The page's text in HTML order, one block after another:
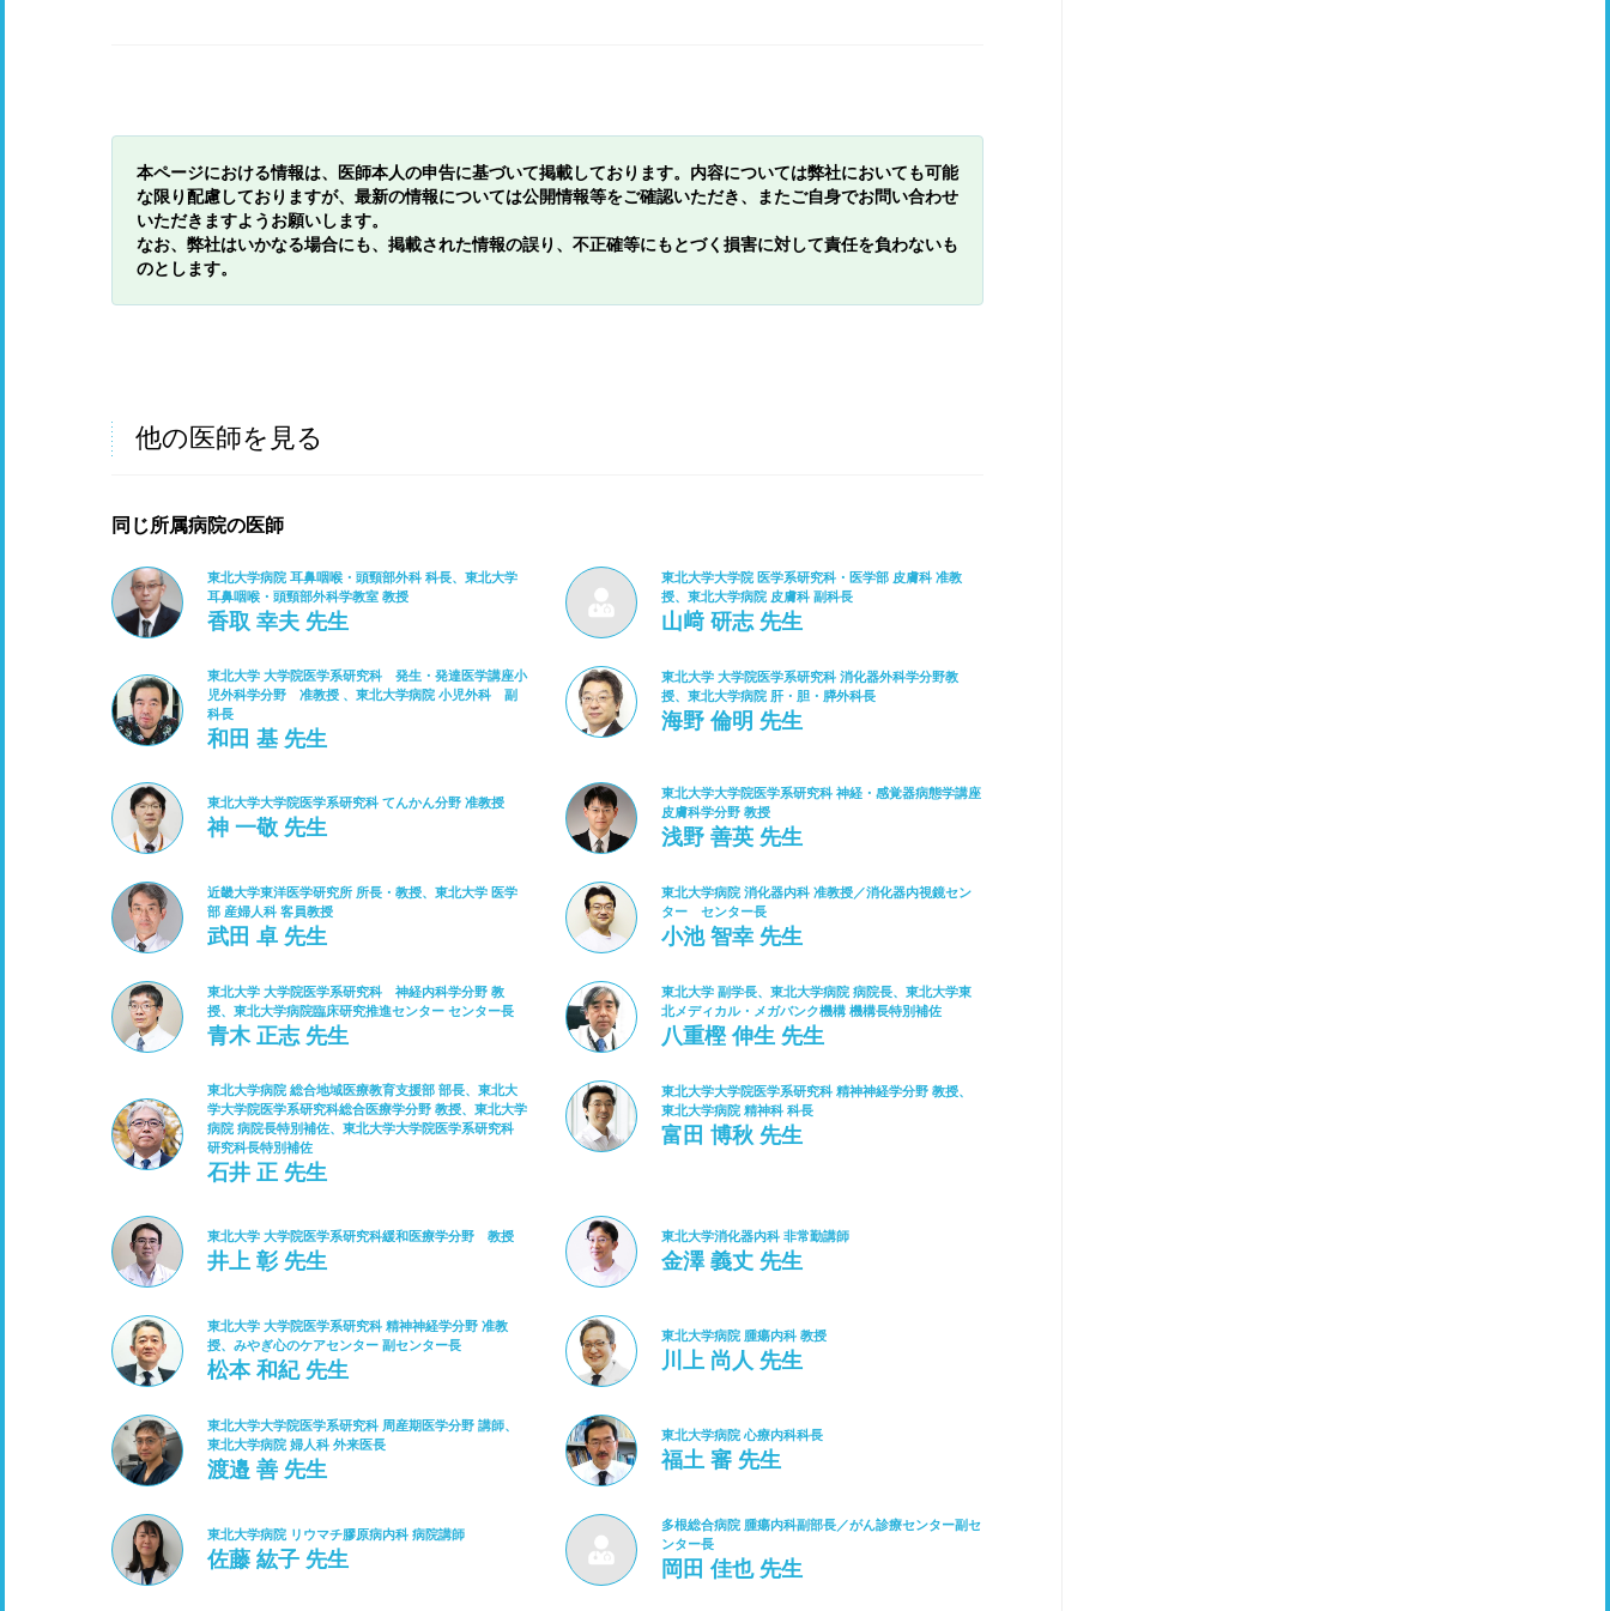
本ページにおける情報は、医師本人の申告に基づいて掲載しております。内容については弊社においても可能
な限り配慮しておりますが、最新の情報については公開情報等をご確認いただき、またご自身でお問い合わせ
いただきますようお願いします。
なお、弊社はいかなる場合にも、掲載された情報の誤り、不正確等にもとづく損害に対して責任を負わないも
のとします。
他の医師を見る
同じ所属病院の医師
東北大学病院 耳鼻咽喉・頭頸部外科 科長、東北大学
耳鼻咽喉・頭頸部外科学教室 教授
香取 幸夫 先生
東北大学大学院 医学系研究科・医学部 皮膚科 准教
授、東北大学病院 皮膚科 副科長
山﨑 研志 先生
東北大学 大学院医学系研究科 発生・発達医学講座小
児外科学分野 准教授 、東北大学病院 小児外科 副
科長
和田 基 先生
東北大学 大学院医学系研究科 消化器外科学分野教
授、東北大学病院 肝・胆・膵外科長
海野 倫明 先生
東北大学大学院医学系研究科 てんかん分野 准教授
神 一敬 先生
東北大学大学院医学系研究科 神経・感覚器病態学講座
皮膚科学分野 教授
浅野 善英 先生
近畿大学東洋医学研究所 所長・教授、東北大学 医学
部 産婦人科 客員教授
武田 卓 先生
東北大学病院 消化器内科 准教授／消化器内視鏡セン
ター センター長
小池 智幸 先生
東北大学 大学院医学系研究科 神経内科学分野 教
授、東北大学病院臨床研究推進センター センター長
青木 正志 先生
東北大学 副学長、東北大学病院 病院長、東北大学東
北メディカル・メガバンク機構 機構長特別補佐
八重樫 伸生 先生
東北大学病院 総合地域医療教育支援部 部長、東北大
学大学院医学系研究科総合医療学分野 教授、東北大学
病院 病院長特別補佐、東北大学大学院医学系研究科
研究科長特別補佐
石井 正 先生
東北大学大学院医学系研究科 精神神経学分野 教授、
東北大学病院 精神科 科長
富田 博秋 先生
東北大学 大学院医学系研究科緩和医療学分野 教授
井上 彰 先生
東北大学消化器内科 非常勤講師
金澤 義丈 先生
東北大学 大学院医学系研究科 精神神経学分野 准教
授、みやぎ心のケアセンター 副センター長
松本 和紀 先生
東北大学病院 腫瘍内科 教授
川上 尚人 先生
東北大学大学院医学系研究科 周産期医学分野 講師、
東北大学病院 婦人科 外来医長
渡邉 善 先生
東北大学病院 心療内科科長
福土 審 先生
東北大学病院 リウマチ膠原病内科 病院講師
佐藤 紘子 先生
多根総合病院 腫瘍内科副部長／がん診療センター副セ
ンター長
岡田 佳也 先生